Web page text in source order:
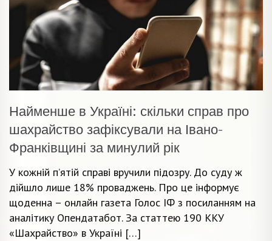
Найменше в Україні: скільки справ про
шахрайство зафіксували на Івано-
Франківщині за минулий рік
У кожній п’ятій справі вручили підозру. До суду ж
дійшло лише 18% проваджень. Про це інформує
щоденна – онлайн газета Голос ІФ з посиланням на
аналітику Опендатабот. За статтею 190 ККУ
«Шахрайство» в Україні […]